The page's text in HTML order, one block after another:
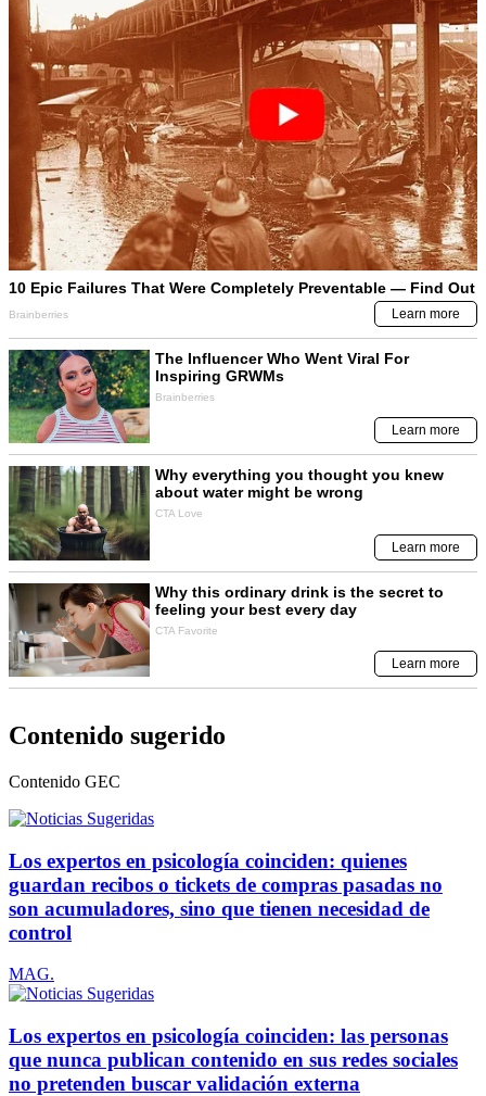
Contenido sugerido
Contenido GEC
Los expertos en psicología coinciden: quienes
guardan recibos o tickets de compras pasadas no
son acumuladores, sino que tienen necesidad de
control
MAG.
Los expertos en psicología coinciden: las personas
que nunca publican contenido en sus redes sociales
no pretenden buscar validación externa